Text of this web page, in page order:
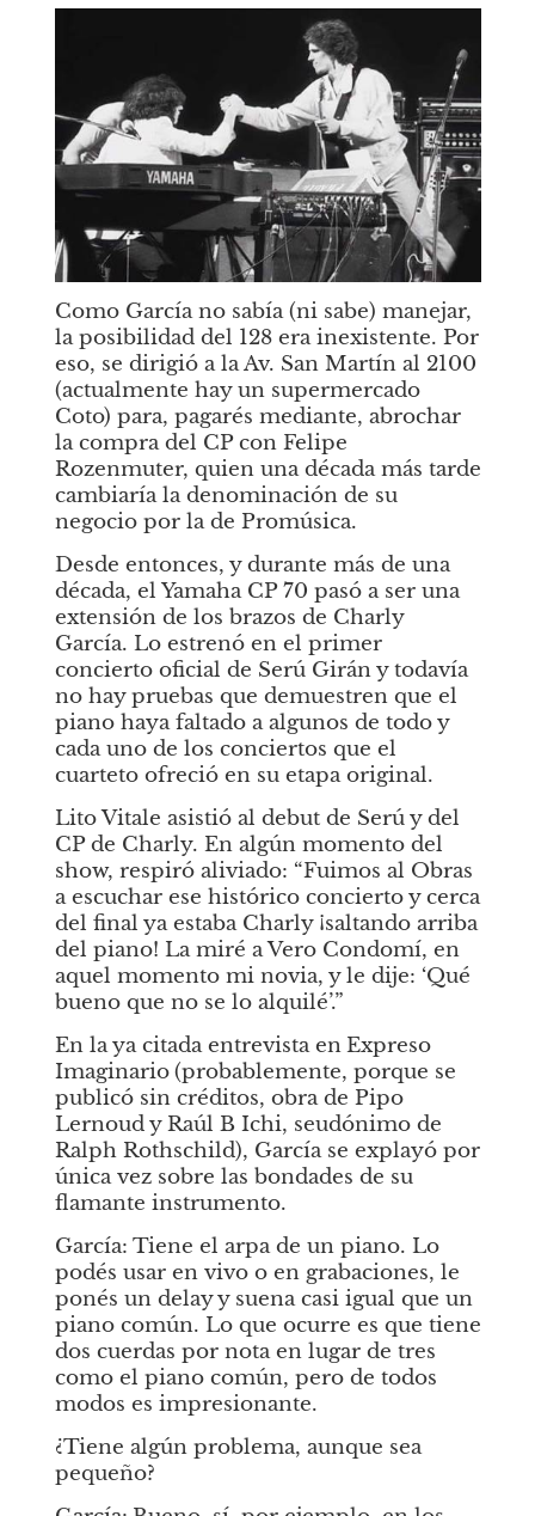
Como García no sabía (ni sabe) manejar,
la posibilidad del 128 era inexistente. Por
eso, se dirigió a la Av. San Martín al 2100
(actualmente hay un supermercado
Coto) para, pagarés mediante, abrochar
la compra del CP con Felipe
Rozenmuter, quien una década más tarde
cambiaría la denominación de su
negocio por la de Promúsica.
Desde entonces, y durante más de una
década, el Yamaha CP 70 pasó a ser una
extensión de los brazos de Charly
García. Lo estrenó en el primer
concierto oficial de Serú Girán y todavía
no hay pruebas que demuestren que el
piano haya faltado a algunos de todo y
cada uno de los conciertos que el
cuarteto ofreció en su etapa original.
Lito Vitale asistió al debut de Serú y del
CP de Charly. En algún momento del
show, respiró aliviado: “Fuimos al Obras
a escuchar ese histórico concierto y cerca
del final ya estaba Charly ¡saltando arriba
del piano! La miré a Vero Condomí, en
aquel momento mi novia, y le dije: ‘Qué
bueno que no se lo alquilé’.”
En la ya citada entrevista en Expreso
Imaginario (probablemente, porque se
publicó sin créditos, obra de Pipo
Lernoud y Raúl B Ichi, seudónimo de
Ralph Rothschild), García se explayó por
única vez sobre las bondades de su
flamante instrumento.
García: Tiene el arpa de un piano. Lo
podés usar en vivo o en grabaciones, le
ponés un delay y suena casi igual que un
piano común. Lo que ocurre es que tiene
dos cuerdas por nota en lugar de tres
como el piano común, pero de todos
modos es impresionante.
¿Tiene algún problema, aunque sea
pequeño?